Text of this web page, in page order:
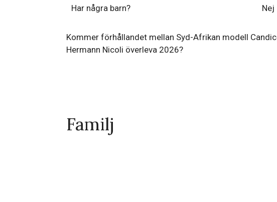
Har några barn? Nej
Kommer förhållandet mellan Syd-Afrikan modell
Hermann Nicoli överleva 2026?
Familj